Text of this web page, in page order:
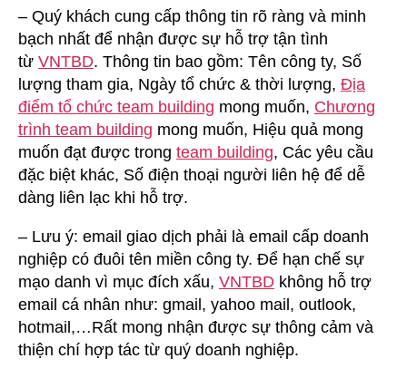
– Quý khách cung cấp thông tin rõ ràng và minh
bạch nhất để nhận được sự hỗ trợ tận tình
từ VNTBD. Thông tin bao gồm: Tên công ty, Số
lượng tham gia, Ngày tổ chức & thời lượng, Địa
điểm tổ chức team building mong muốn, Chương
trình team building mong muốn, Hiệu quả mong
muốn đạt được trong team building, Các yêu cầu
đặc biệt khác, Số điện thoại người liên hệ để dễ
dàng liên lạc khi hỗ trợ.
– Lưu ý: email giao dịch phải là email cấp doanh
nghiệp có đuôi tên miền công ty. Để hạn chế sự
mạo danh vì mục đích xấu, VNTBD không hỗ trợ
email cá nhân như: gmail, yahoo mail, outlook,
hotmail,…Rất mong nhận được sự thông cảm và
thiện chí hợp tác từ quý doanh nghiệp.